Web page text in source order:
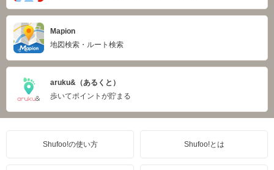
Mapion
地図検索・ルート検索
aruku&（あるくと）
歩いてポイントが貯まる
Shufoo!の使い方 Shufoo!とは